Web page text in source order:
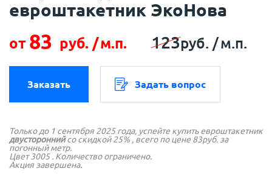
евроштакетник ЭкоНова
от 83 руб. /м.п. 123руб. /м.п.
Заказать Задать вопрос
Только до 1 сентября 2025 года, успейте купить евроштакетник
двустороннийсо скидкой 25% , всего по цене 83руб. за
погонный метр.
Цвет 3005 . Количество ограничено.
Акция завершена.